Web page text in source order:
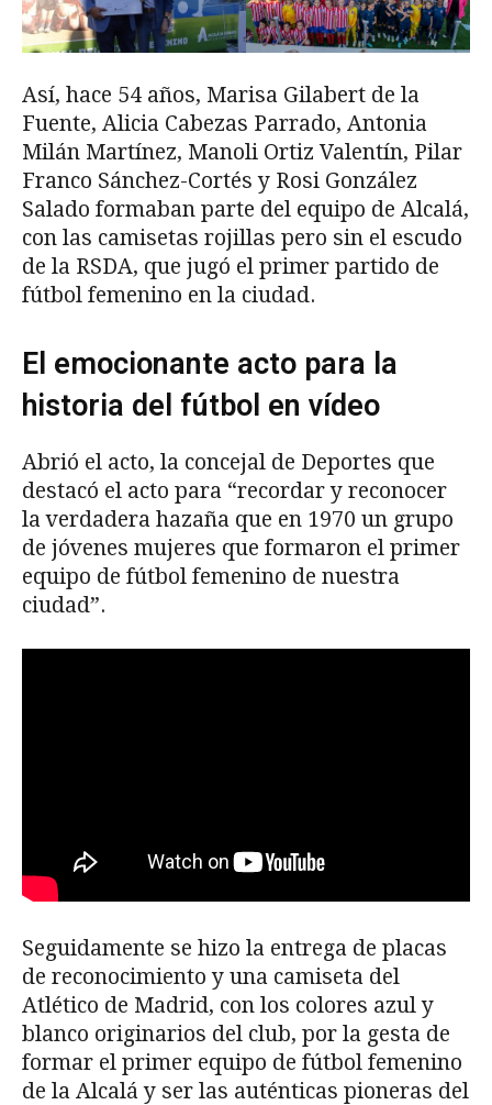
Así, hace 54 años, Marisa Gilabert de la
Fuente, Alicia Cabezas Parrado, Antonia
Milán Martínez, Manoli Ortiz Valentín, Pilar
Franco Sánchez-Cortés y Rosi González
Salado formaban parte del equipo de Alcalá,
con las camisetas rojillas pero sin el escudo
de la RSDA, que jugó el primer partido de
fútbol femenino en la ciudad.
El emocionante acto para la
historia del fútbol en vídeo
Abrió el acto, la concejal de Deportes que
destacó el acto para “recordar y reconocer
la verdadera hazaña que en 1970 un grupo
de jóvenes mujeres que formaron el primer
equipo de fútbol femenino de nuestra
ciudad”.
Seguidamente se hizo la entrega de placas
de reconocimiento y una camiseta del
Atlético de Madrid, con los colores azul y
blanco originarios del club, por la gesta de
formar el primer equipo de fútbol femenino
de la Alcalá y ser las auténticas pioneras del